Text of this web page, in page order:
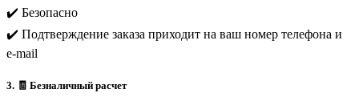
✔️ Безопасно
✔️ Подтверждение заказа приходит на ваш номер телефона и
e-mail
3. 🧾 Безналичный расчет